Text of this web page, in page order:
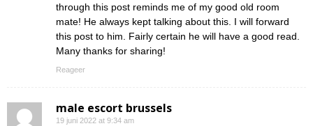
through this post reminds me of my good old room
mate! He always kept talking about this. I will forward
this post to him. Fairly certain he will have a good read.
Many thanks for sharing!
Reageer
male escort brussels
19 juni 2022 at 9:34 am